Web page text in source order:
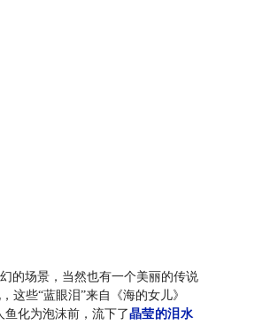
的场景，当然也有一个美丽的传说
这些“蓝眼泪”来自《海的女儿》
鱼化为泡沫前，流下了晶莹的泪水